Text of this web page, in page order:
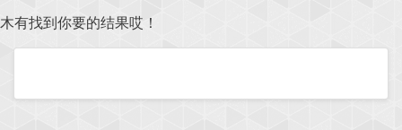
木有找到你要的结果哎！